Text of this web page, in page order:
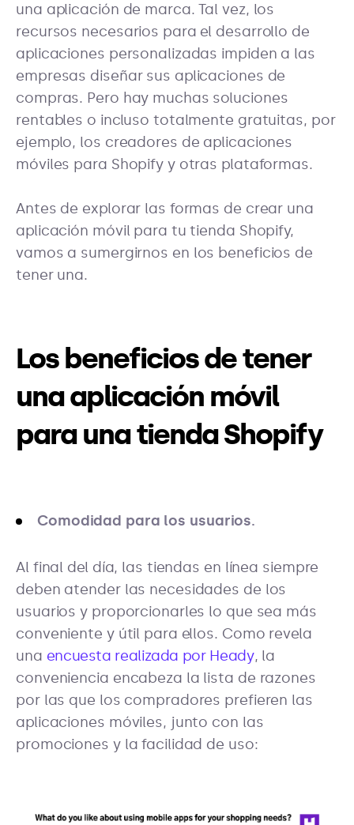
una aplicación de marca. Tal vez, los
recursos necesarios para el desarrollo de
aplicaciones personalizadas impiden a las
empresas diseñar sus aplicaciones de
compras. Pero hay muchas soluciones
rentables o incluso totalmente gratuitas, por
ejemplo, los creadores de aplicaciones
móviles para Shopify y otras plataformas.
Antes de explorar las formas de crear una
aplicación móvil para tu tienda Shopify,
vamos a sumergirnos en los beneficios de
tener una.
Los beneficios de tener
una aplicación móvil
para una tienda Shopify
Comodidad para los usuarios.
Al final del día, las tiendas en línea siempre
deben atender las necesidades de los
usuarios y proporcionarles lo que sea más
conveniente y útil para ellos. Como revela
una encuesta realizada por Heady, la
conveniencia encabeza la lista de razones
por las que los compradores prefieren las
aplicaciones móviles, junto con las
promociones y la facilidad de uso: